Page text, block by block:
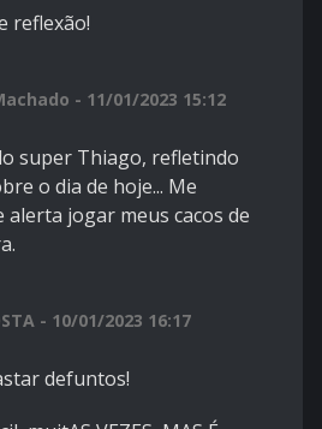
reflexão!
- 11/01/2023 15:12
super Thiago, refletindo
o dia de hoje... Me
alerta jogar meus cacos de
- 10/01/2023 16:17
defuntos!